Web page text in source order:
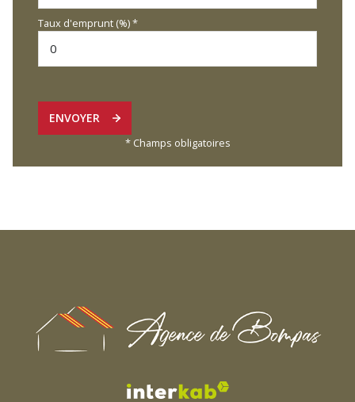
Taux d'emprunt (%) *
ENVOYER
* Champs obligatoires